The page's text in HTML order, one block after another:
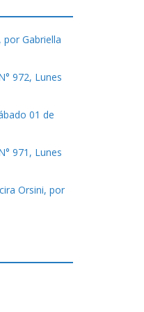
Gabriella
972, Lunes
01 de
971, Lunes
Orsini, por